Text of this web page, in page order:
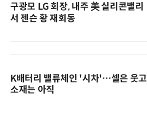
구광모 LG 회장, 내주 美 실리콘밸리
서 젠슨 황 재회동
K배터리 밸류체인 '시차'…셀은 웃고
소재는 아직